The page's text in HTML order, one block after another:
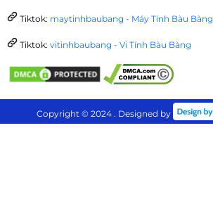
Tiktok: maytinhbaubang - Máy Tính Bàu Bàng
Tiktok: vitinhbaubang - Vi Tính Bàu Bàng
Copyright © 2024 . Designed by